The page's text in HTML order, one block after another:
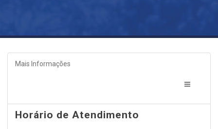
Mais Informações
Horário de Atendimento